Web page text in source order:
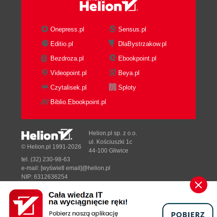
Wnioski (78)
Elastyczność dłoni i palców (80)
Palce (81)
Kciuk (82)
Modelowanie dłoni z wielokątnej siatki (85)
Modelowanie dłoni obiektami NURBS (89)
Modelowanie dłoni z metaobiektów (95)
Metody zwiększania realizmu cyfrowych dłoni (97)
Paznokcie (98)
Kostki (99)
Ścięgna (99)
Onepress.pl
Sensus.pl
Editio.pl
DlaBystrzakow.pl
Bezdroza.pl
Ebookpoint.pl
Videopoint.pl
Beya.pl
Czytalisek.pl
Sploty
Biblio.Ebookpoint.pl
Designed with ♥ byTonik.pl
© Helion.pl 1991-2026
Helion.pl sp. z o.o.
ul. Kościuszki 1c
44-100 Gliwice
tel. (32) 230-98-63
e-mail: [wyświetl email]@helion.pl
NIP: 6312636254